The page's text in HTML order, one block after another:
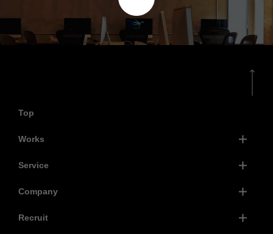
Top
Works
Service
Company
Recruit